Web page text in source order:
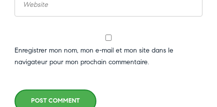
Enregistrer mon nom, mon e-mail et mon site dans le
navigateur pour mon prochain commentaire.
POST COMMENT